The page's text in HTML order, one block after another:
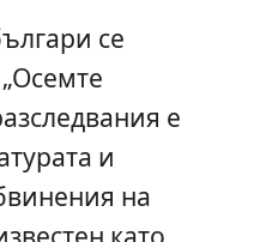
се
е
и
на